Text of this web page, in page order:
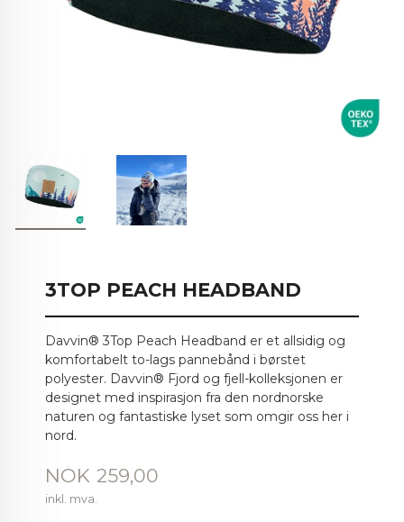
3TOP PEACH HEADBAND
Davvin® 3Top Peach Headband er et allsidig og
komfortabelt to-lags pannebånd i børstet
polyester. Davvin® Fjord og fjell-kolleksjonen er
designet med inspirasjon fra den nordnorske
naturen og fantastiske lyset som omgir oss her i
nord.
Pris
NOK 259,00
inkl. mva.